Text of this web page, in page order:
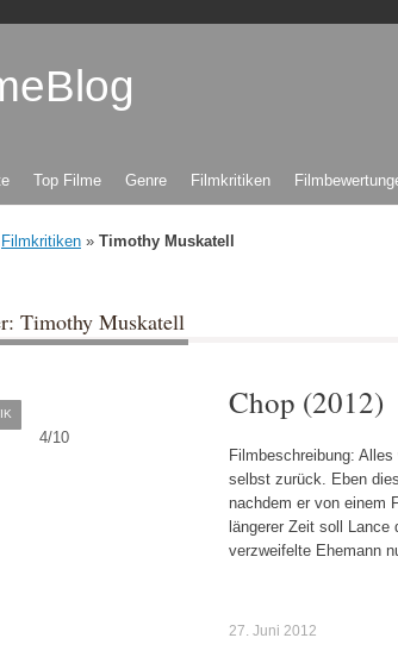
Top Filme Genre Filmkritiken
Filmkritiken » Timothy Muskatell
Timothy Muskatell
4/10
Chop (2012)
Filmbeschreibung:
selbst zurück. Eben
nachdem er von einem
längerer Zeit soll Lance
verzweifelte Ehemann
27. Juni 2012